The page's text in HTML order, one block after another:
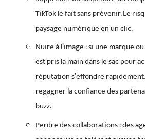
TikTok le fait sans prévenir. Le
paysage numérique en un clic.
Nuire à l’image : si une marque
est pris la main dans le sac pour
réputation s’effondre
regagner la confiance des
buzz.
Perdre des collaborations : des